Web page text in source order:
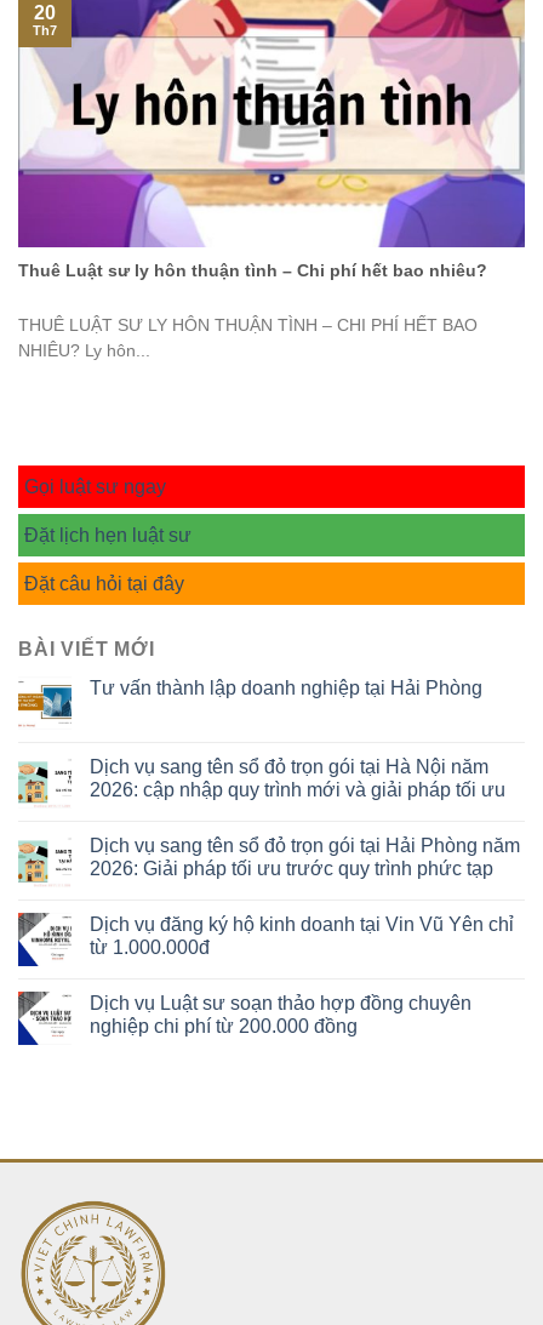
Thuê Luật sư ly hôn thuận tình – Chi phí hết bao nhiêu?
THUÊ LUẬT SƯ LY HÔN THUẬN TÌNH – CHI PHÍ HẾT BAO
NHIÊU? Ly hôn...
20
Th7
Gọi luật sư ngay
Đặt lịch hẹn luật sư
Đặt câu hỏi tại đây
BÀI VIẾT MỚI
Tư vấn thành lập doanh nghiệp tại Hải Phòng
Dịch vụ sang tên sổ đỏ trọn gói tại Hà Nội năm
2026: cập nhập quy trình mới và giải pháp tối ưu
Dịch vụ sang tên sổ đỏ trọn gói tại Hải Phòng năm
2026: Giải pháp tối ưu trước quy trình phức tạp
Dịch vụ đăng ký hộ kinh doanh tại Vin Vũ Yên chỉ
từ 1.000.000đ
Dịch vụ Luật sư soạn thảo hợp đồng chuyên
nghiệp chi phí từ 200.000 đồng